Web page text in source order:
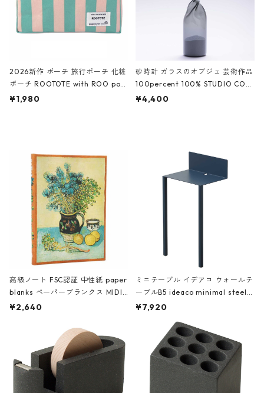
2026新作 ポーチ 旅行ポーチ 化粧
ポーチ ROOTOTE with ROO pou
ch 3532 ルートート WR.ポーチ.ラ
¥1,980
砂時計 ガラスのオブジェ 芸術作品
100percent 100% STUDIO COH
AKU Timeless 100パーセント ス
¥4,400
高級ノート FSC認証 中性紙 paper
blanks ペーパーブランクス MIDI
ハードカバー 罫線 ヴァン・ゴッホ
¥2,640
ミニテーブル イデアコ ウォールテ
ーブルB5 ideaco minimal steel f
urniture WALL Table B5 ネイビー
¥7,920